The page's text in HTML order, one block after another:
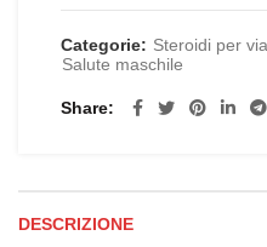
Categorie: Steroidi per
Salute maschile
Share
DESCRIZIONE